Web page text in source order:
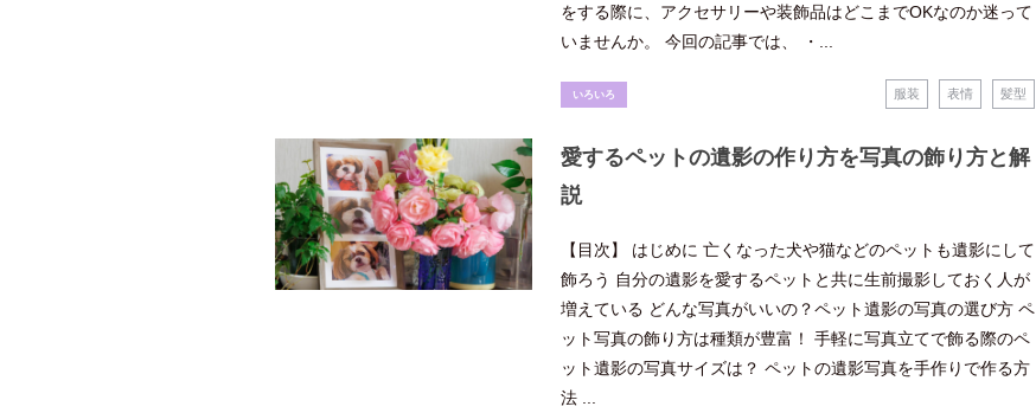
をする際に、アクセサリーや装飾品はどこまでOKなのか迷って
いませんか。 今回の記事では、 ・...
いろいろ 服装 表情 髪型
愛するペットの遺影の作り方を写真の飾り方と解
説
【目次】 はじめに 亡くなった犬や猫などのペットも遺影にして
飾ろう 自分の遺影を愛するペットと共に生前撮影しておく人が
増えている どんな写真がいいの？ペット遺影の写真の選び方 ペ
ット写真の飾り方は種類が豊富！ 手軽に写真立てで飾る際のペ
ット遺影の写真サイズは？ ペットの遺影写真を手作りで作る方
法 ...